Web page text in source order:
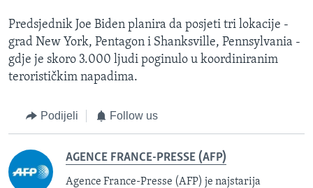
Predsjednik Joe Biden planira da posjeti tri lokacije -
grad New York, Pentagon i Shanksville, Pennsylvania -
gdje je skoro 3.000 ljudi poginulo u koordiniranim
terorističkim napadima.
Podijeli Follow us
AGENCE FRANCE-PRESSE (AFP)
Agence France-Presse (AFP) je najstarija